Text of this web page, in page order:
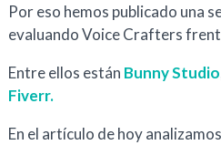
Por eso hemos publicado una
evaluando Voice Crafters
Entre ellos están Bunny Studio
Fiverr.
En el artículo de hoy